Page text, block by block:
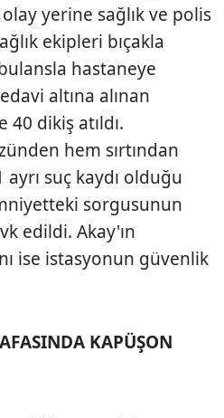
yerine sağlık ve polis
ekipleri bıçakla
hastaneye
altına alınan
dikiş atıldı.
hem sırtından
ayrı suç kaydı olduğu
sorgusunun
edildi. Akay'ın
ise istasyonun güvenlik
KAPÜŞON